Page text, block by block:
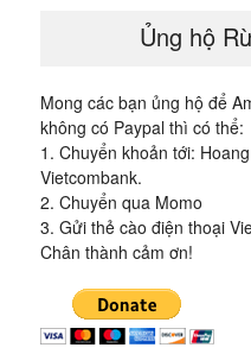
Ủng hộ
Mong các bạn ủng hộ để
không có Paypal thì có thể:
1. Chuyển khoản tới:
Vietcombank.
2. Chuyển qua Momo
3. Gửi thẻ cào điện thoại
Chân thành cảm ơn!